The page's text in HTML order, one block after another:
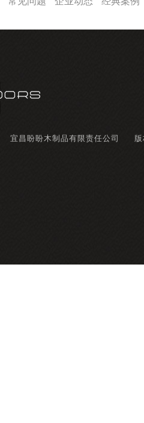
宜昌盼盼木制品有限责任公司